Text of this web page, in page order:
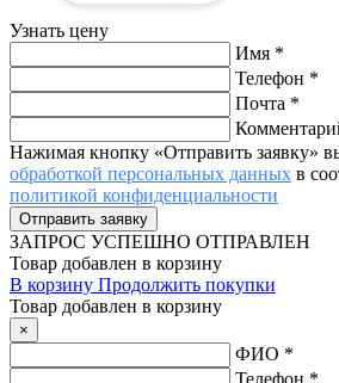
Узнать цену
Имя *
Телефон *
Почта *
Нажимая кнопку «Отправить заявку»
обработкой персональных данных в
политикой конфиденциальности
ЗАПРОС УСПЕШНО ОТПРАВЛЕН
Товар добавлен в корзину
В корзину Продолжить покупки
Товар добавлен в корзину
×
ФИО *
Телефон *